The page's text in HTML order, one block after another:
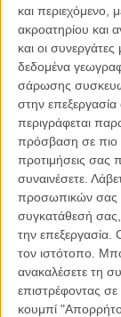
και περιεχόμενο,
ακροατηρίου και
και οι
δεδομένα
σάρωσης
στην
περιγράφεται
πρόσβαση σε πιο
προτιμήσεις σας
συναινέσετε.
προσωπικών σας
συγκατάθεσή σας,
την επεξεργασία.
τον ιστότοπο.
ανακαλέσετε τη
επιστρέφοντας σε
κουμπί
H 24η ταινία του
βρίσκει τον Σαμ
σεναριογράφο,
την Ναόμι Χάρις ως
Η υπόθεση που
γεγονός πως ο
ισχυρού
τις στάχτες της
Πενέλοπε Κρουζ;)
Θυμηθείτε όλα όσα
Τζέιμς Μποντ εδώ
φτιάχτηκε για να
Οκτώβριο του
αίθουσες.